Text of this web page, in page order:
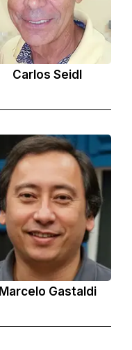
Carlos Seidl
Marcelo Gastaldi